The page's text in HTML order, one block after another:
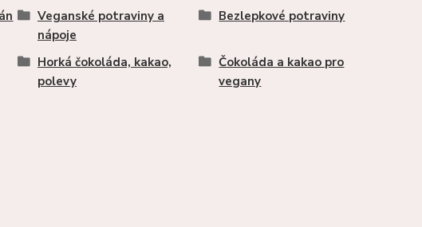
Veganské potraviny a
nápoje
Bezlepkové potraviny
Horká čokoláda, kakao,
polevy
Čokoláda a kakao pro
vegany